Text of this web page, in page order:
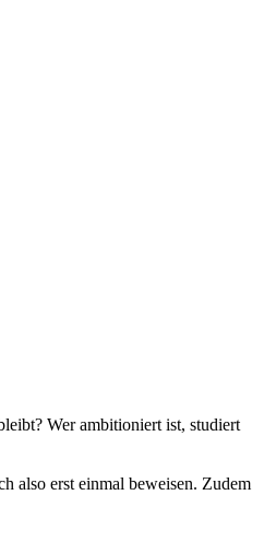
Wer ambitioniert ist, studiert
also erst einmal beweisen. Zudem